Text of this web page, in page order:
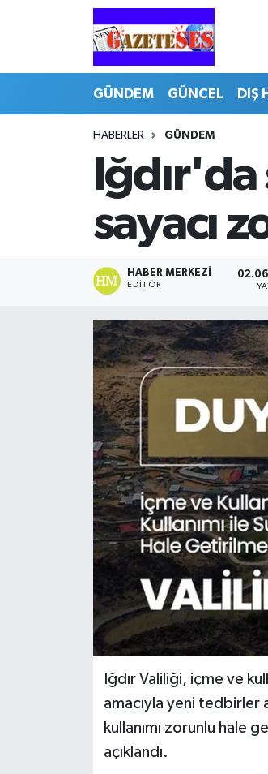
GÜNDEM GÜNCEL DIŞ
HABERLER GÜNDEM
sayacı
HABER MERKEZI
EDITÖR
Iğdır Valiliği, içme ve
amacıyla yeni tedbirler
kullanımı zorunlu hale
açıklandı.